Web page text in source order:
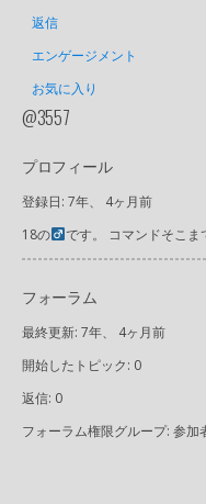
返信
エンゲージメント
お気に入り
@3557
プロフィール
登録日: 7年、 4ヶ月前
18の
です。 コマンドそこ
フォーラム
最終更新: 7年、 4ヶ月前
開始したトピック: 0
返信: 0
フォーラム権限グループ: 参加